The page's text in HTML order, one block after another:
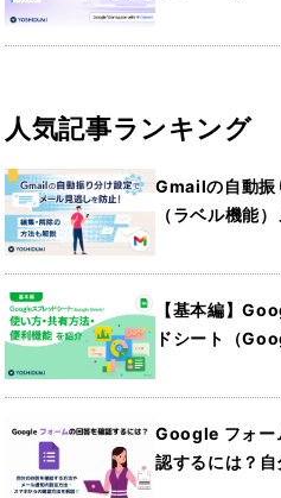
人気記事ランキング
Gmailの自動振
（ラベル機能
も解説
【基本編】
ドシート（
法・便利機能を
Google フォー
認するには？自